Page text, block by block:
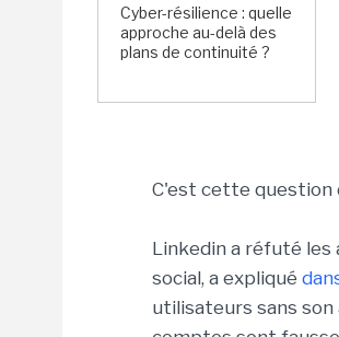
Cyber-résilience : quelle
approche au-delà des
plans de continuité ?
C'est cette question
Linkedin a réfuté les
social, a expliqué
utilisateurs sans